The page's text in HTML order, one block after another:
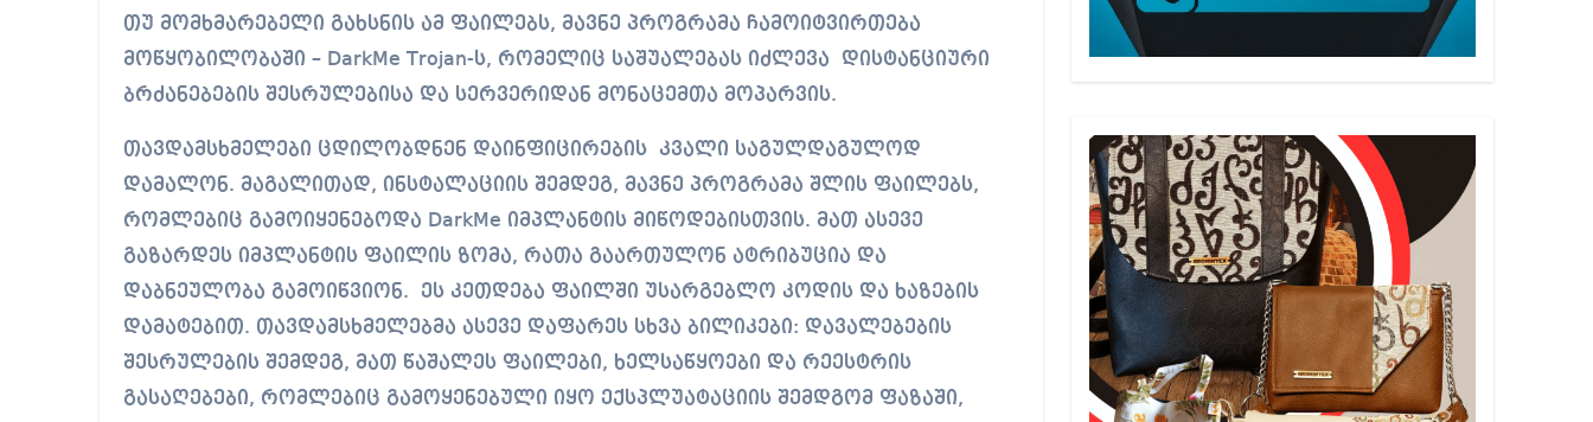
თუ მომხმარებელი გახსნის ამ ფაილებს, მავნე პროგრამა ჩამოიტვირთება
მოწყობილობაში – DarkMe Trojan-ს, რომელიც საშუალებას იძლევა დისტანციური
ბრძანებების შესრულებისა და სერვერიდან მონაცემთა მოპარვის.
თავდამსხმელები ცდილობდნენ დაინფიცირების კვალი საგულდაგულოდ
დამალონ. მაგალითად, ინსტალაციის შემდეგ, მავნე პროგრამა შლის ფაილებს,
რომლებიც გამოიყენებოდა DarkMe იმპლანტის მიწოდებისთვის. მათ ასევე
გაზარდეს იმპლანტის ფაილის ზომა, რათა გაართულონ ატრიბუცია და
დაბნეულობა გამოიწვიონ. ეს კეთდება ფაილში უსარგებლო კოდის და ხაზების
დამატებით. თავდამსხმელებმა ასევე დაფარეს სხვა ბილიკები: დავალებების
შესრულების შემდეგ, მათ წაშალეს ფაილები, ხელსაწყოები და რეესტრის
გასაღებები, რომლებიც გამოყენებული იყო ექსპლუატაციის შემდგომ ფაზაში,